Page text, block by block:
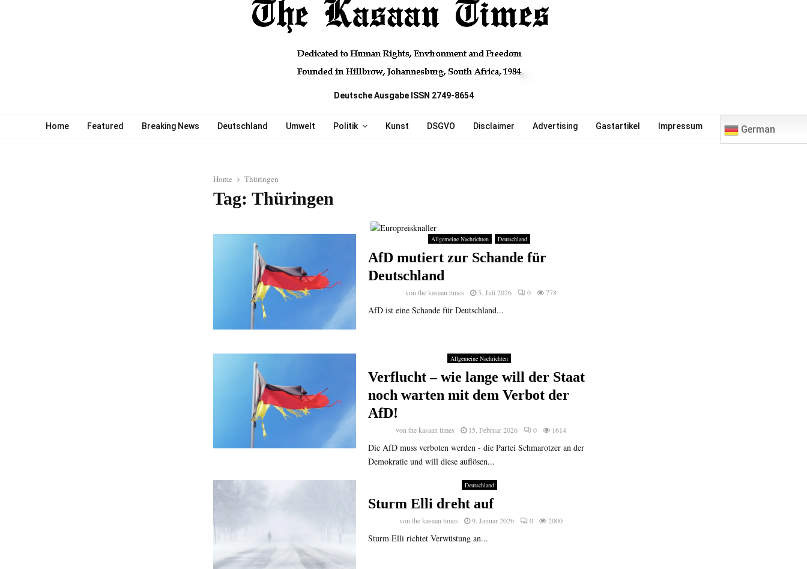
Deutsche Ausgabe ISSN 2749-8654
Home Featured Breaking News Deutschland Umwelt Politik Kunst DSGVO Disclaimer Advertising Gastartikel Impressum German
Home Thüringen
Tag: Thüringen
Allgemeine Nachrichten Deutschland
AfD mutiert zur Schande für
Deutschland
vonthe kasaan times 5. Juli 2026 0 778
AfD ist eine Schande für Deutschland...
Allgemeine Nachrichten
Verflucht – wie lange will der Staat
noch warten mit dem Verbot der
AfD!
von the kasaan times 15. Februar 2026 0 1614
Die AfD muss verboten werden - die Partei Schmarotzer an der
Demokratie und will diese auflösen...
Deutschland
Sturm Elli dreht auf
von the kasaan times 9. Januar 2026 0 2000
Sturm Elli richtet Verwüstung an...